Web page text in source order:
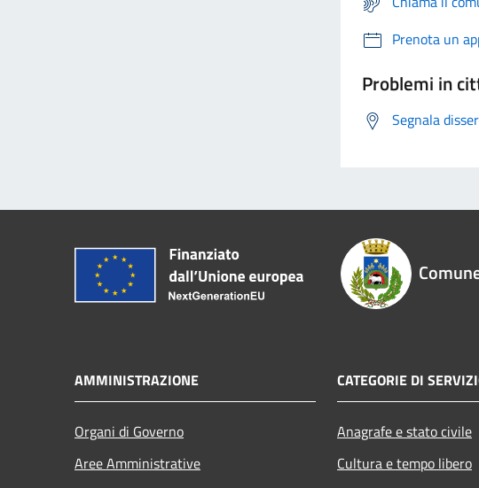
Prenota un
Problemi in
Segnala
AMMINISTRAZIONE
Organi di Governo
Aree Amministrative
CATEGORIE DI
Anagrafe e stato civile
Cultura e tempo libero